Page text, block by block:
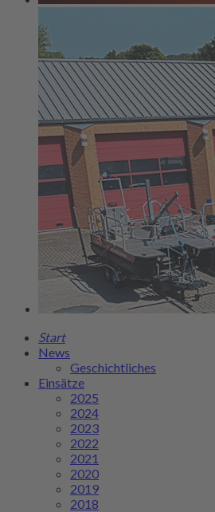
Start
News
Geschichtliches
Einsätze
2025
2024
2023
2022
2021
2020
2019
2018